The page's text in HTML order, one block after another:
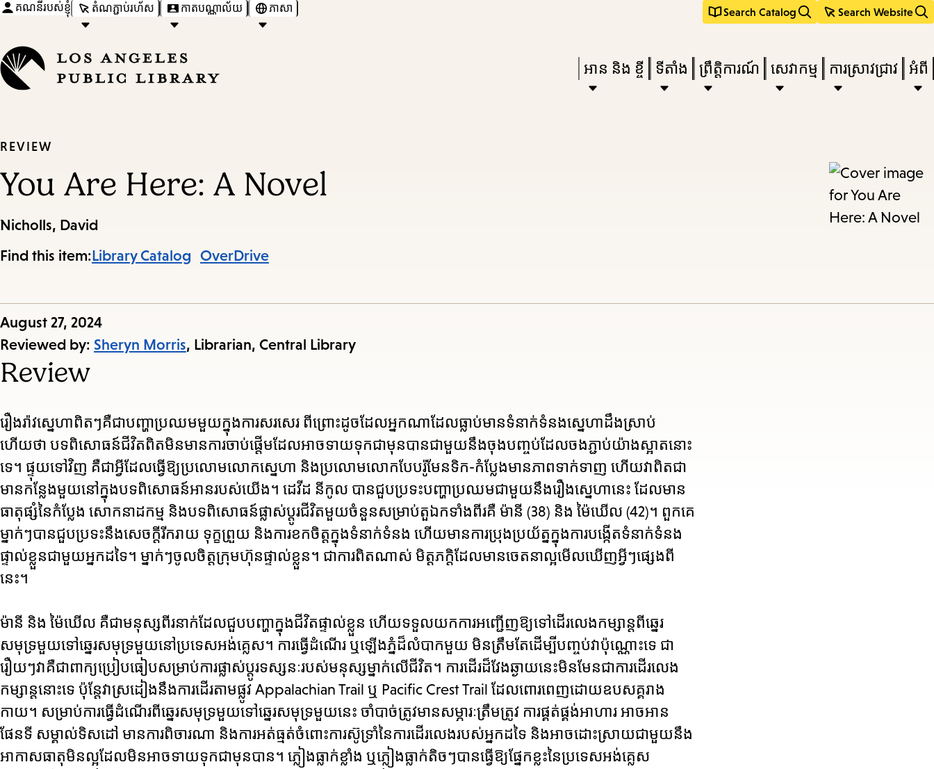
គណនីរបស់ខ្ញុំ តំណភ្ជាប់រហ័ស កាតបណ្ណាល័យ ភាសា Search Catalog Search Website
keywords
Press
Enter
the
submenu.
អាន និង ខ្ចី ទីតាំង ព្រឹត្តិការណ៍ សេវាកម្ម ការស្រាវជ្រាវ អំពី
REVIEW
You Are Here: A Novel
Nicholls, David
Find this item:Library Catalog OverDrive
Published
on:
August 27, 2024
Reviewed by: Sheryn Morris, Librarian, Central Library
Review
រឿងរ៉ាវស្នេហាពិតៗគឺជាបញ្ហាប្រឈមមួយក្នុងការសរសេរ ពីព្រោះដូចដែលអ្នកណាដែលធ្លាប់មានទំនាក់ទំនងស្នេហាដឹងស្រាប់
ហើយថា បទពិសោធន៍ជីវិតពិតមិនមានការចាប់ផ្តើមដែលអាចទាយទុកជាមុនបានជាមួយនឹងចុងបញ្ចប់ដែលចងភ្ជាប់យ៉ាងស្អាតនោះ
ទេ។ ផ្ទុយទៅវិញ គឺជាអ្វីដែលធ្វើឱ្យប្រលោមលោកស្នេហា និងប្រលោមលោកបែបរ៉ូមែនទិក-កំប្លែងមានភាពទាក់ទាញ ហើយវាពិតជា
មានកន្លែងមួយនៅក្នុងបទពិសោធន៍អានរបស់យើង។ ដេវីដ នីកូល បានជួបប្រទះបញ្ហាប្រឈមជាមួយនឹងរឿងស្នេហានេះ ដែលមាន
ធាតុផ្សំនៃកំប្លែង សោកនាដកម្ម និងបទពិសោធន៍ផ្លាស់ប្តូរជីវិតមួយចំនួនសម្រាប់តួឯកទាំងពីរគឺ ម៉ានី (38) និង ម៉ៃឃើល (42)។ ពួកគេ
ម្នាក់ៗបានជួបប្រទះនឹងសេចក្តីរីករាយ ទុក្ខព្រួយ និងការខកចិត្តក្នុងទំនាក់ទំនង ហើយមានការប្រុងប្រយ័ត្នក្នុងការបង្កើតទំនាក់ទំនង
ផ្ទាល់ខ្លួនជាមួយអ្នកដទៃ។ ម្នាក់ៗចូលចិត្តក្រុមហ៊ុនផ្ទាល់ខ្លួន។ ជាការពិតណាស់ មិត្តភក្តិដែលមានចេតនាល្អមើលឃើញអ្វីៗផ្សេងពី
នេះ។
ម៉ានី និង ម៉ៃឃើល គឺជាមនុស្សពីរនាក់ដែលជួបបញ្ហាក្នុងជីវិតផ្ទាល់ខ្លួន ហើយទទួលយកការអញ្ជើញឱ្យទៅដើរលេងកម្សាន្តពីឆ្នេរ
សមុទ្រមួយទៅឆ្នេរសមុទ្រមួយនៅប្រទេសអង់គ្លេស។ ការធ្វើដំណើរ ឬឡើងភ្នំដ៏លំបាកមួយ មិនត្រឹមតែដើម្បីបញ្ចប់វាប៉ុណ្ណោះទេ ជា
រឿយៗវាគឺជាពាក្យប្រៀបធៀបសម្រាប់ការផ្លាស់ប្តូរទស្សនៈរបស់មនុស្សម្នាក់លើជីវិត។ ការដើរដ៏វែងឆ្ងាយនេះមិនមែនជាការដើរលេង
កម្សាន្តនោះទេ ប៉ុន្តែវាស្រដៀងនឹងការដើរតាមផ្លូវ Appalachian Trail ឬ Pacific Crest Trail ដែលពោរពេញដោយឧបសគ្គរាង
កាយ។ សម្រាប់ការធ្វើដំណើរពីឆ្នេរសមុទ្រមួយទៅឆ្នេរសមុទ្រមួយនេះ ចាំបាច់ត្រូវមានសម្ភារៈត្រឹមត្រូវ ការផ្គត់ផ្គង់អាហារ អាចអាន
ផែនទី សម្គាល់ទិសដៅ មានការពិចារណា និងការអត់ធ្មត់ចំពោះការស៊ូទ្រាំនៃការដើរលេងរបស់អ្នកដទៃ និងអាចដោះស្រាយជាមួយនឹង
អាកាសធាតុមិនល្អដែលមិនអាចទាយទុកជាមុនបាន។ ភ្លៀងធ្លាក់ខ្លាំង ឬភ្លៀងធ្លាក់តិចៗបានធ្វើឱ្យផ្នែកខ្លះនៃប្រទេសអង់គ្លេស